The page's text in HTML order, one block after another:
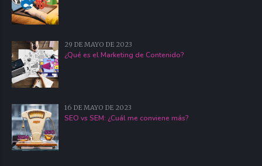
29 DE MAYO DE 2023
¿Qué es el Marketing de Contenido?
16 DE MAYO DE 2023
SEO vs SEM: ¿Cuál me conviene más?